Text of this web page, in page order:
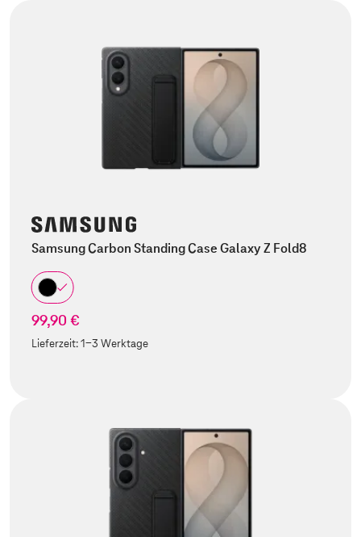
Samsung Carbon Standing Case Galaxy Z Fold8
99,90 €
Lieferzeit:1-3 Werktage